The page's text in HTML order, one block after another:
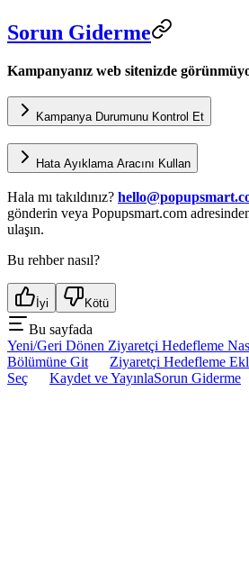
Sorun Giderme
Kampanyanız web sitenizde
Kampanya Durumunu Kontrol Et
Hata Ayıklama Aracını Kullan
Hala mı takıldınız?
gönderin veya Popupsmart.com
ulaşın.
Bu rehber nasıl?
İyi Kötü
Bu sayfada
Yeni/Geri Dönen Ziyaretçi Hedefleme
Bölümüne Git
Ziyaretçi Hedefleme
Seç
Kaydet ve YayınlaSorun Giderme